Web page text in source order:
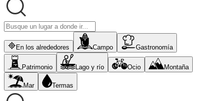
En los alrededores Campo Gastronomía
Patrimonio Lago y río Ocio Montaña
Mar Termas